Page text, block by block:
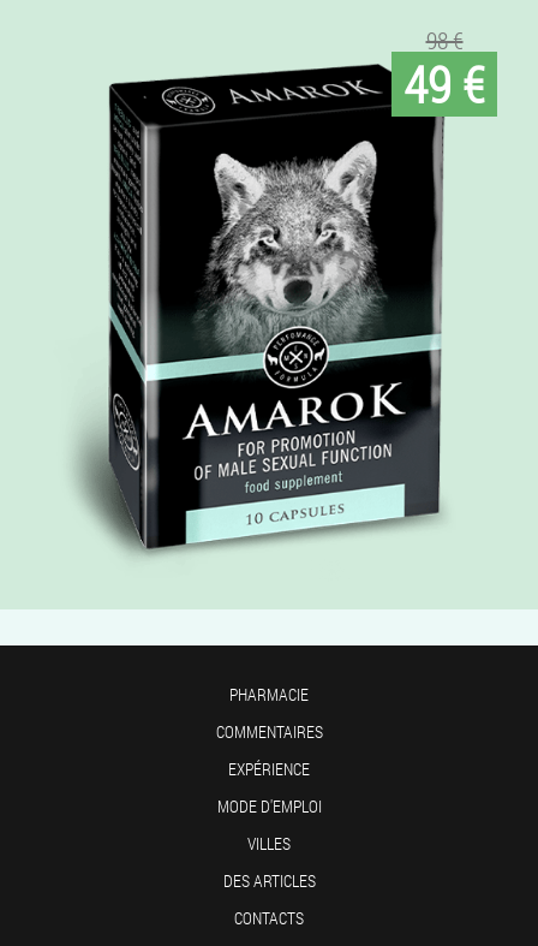
98 €
49 €
PHARMACIE
COMMENTAIRES
EXPÉRIENCE
MODE D'EMPLOI
VILLES
DES ARTICLES
CONTACTS